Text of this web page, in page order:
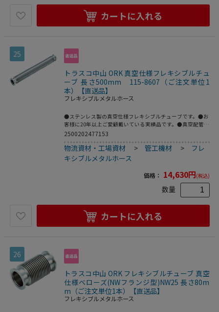
カートに入れる
25
トラスコ中山 ORK 真空仕様フレキシブルチュ
ーブ 長さ500mm 115-8607（ご注文単位1
本）【直送品】
フレキシブルメタルホース
●ステンレス製の真空仕様フレキシブルチューブです。●お
客様に20年以上ご愛顧戴いている実績品です。●真空配管
用。●全長(mm)：500●フランジサイズ：NW25●適合流
力：FV～大気圧●使用温度範囲：-196～150℃(シール材の
耐熱温度により異なる)●Heリーク試験：1.33×10[[の-10
乗]]Pa・[[Ｍ3]]/sec以下●フレキ部：ステンレス
(SUS316L)●フランジ部：ステンレス(SUS316L)
2500202477153
物流資材・工場資材 >管工機材 > フレ
キシブルメタルホース
価格： 14,630円(税込)
数量
カートに入れる
26
トラスコ中山 ORK フレキシブルチューブ 真空
仕様ベローズ(NWフランジ型)NW25 長さ80m
m（ご注文単位1本）【直送品】
フレキシブルメタルホース